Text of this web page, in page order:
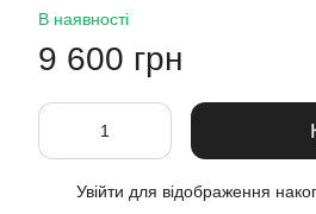
В наявності
9 600 грн
Увійти для відображення